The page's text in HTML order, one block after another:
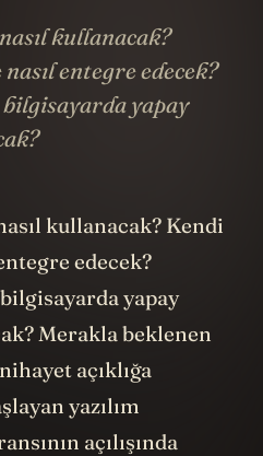
kullanacak?
entegre edecek?
yapay
kullanacak? Kendi
edecek?
yapay
Merakla beklenen
açıklığa
yazılım
açılışında